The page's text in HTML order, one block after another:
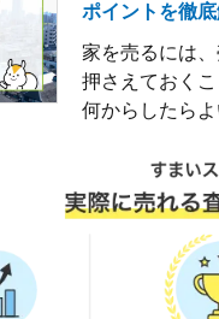
ポイントを徹底
家を売るには
押さえておく
何からしたら